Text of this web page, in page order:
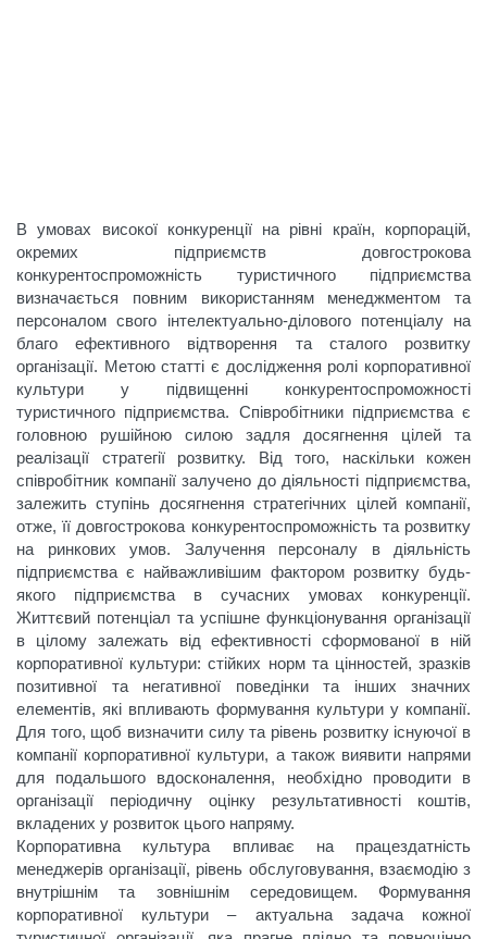
В умовах високої конкуренції на рівні країн, корпорацій,
окремих підприємств довгострокова
конкурентоспроможність туристичного підприємства
визначається повним використанням менеджментом та
персоналом свого інтелектуально-ділового потенціалу на
благо ефективного відтворення та сталого розвитку
організації. Метою статті є дослідження ролі корпоративної
культури у підвищенні конкурентоспроможності
туристичного підприємства. Співробітники підприємства є
головною рушійною силою задля досягнення цілей та
реалізації стратегії розвитку. Від того, наскільки кожен
співробітник компанії залучено до діяльності підприємства,
залежить ступінь досягнення стратегічних цілей компанії,
отже, її довгострокова конкурентоспроможність та розвитку
на ринкових умов. Залучення персоналу в діяльність
підприємства є найважливішим фактором розвитку будь-
якого підприємства в сучасних умовах конкуренції.
Життєвий потенціал та успішне функціонування організації
в цілому залежать від ефективності сформованої в ній
корпоративної культури: стійких норм та цінностей, зразків
позитивної та негативної поведінки та інших значних
елементів, які впливають формування культури у компанії.
Для того, щоб визначити силу та рівень розвитку існуючої в
компанії корпоративної культури, а також виявити напрями
для подальшого вдосконалення, необхідно проводити в
організації періодичну оцінку результативності коштів,
вкладених у розвиток цього напряму.
Корпоративна культура впливає на працездатність
менеджерів організації, рівень обслуговування, взаємодію з
внутрішнім та зовнішнім середовищем. Формування
корпоративної культури – актуальна задача кожної